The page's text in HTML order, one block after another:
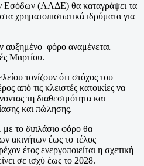
Εσόδων (ΑΑΔΕ) θα καταγράψει τα
χρηματοπιστωτικά ιδρύματα για
αυξημένο φόρο αναμένεται
Μαρτίου.
τονίζουν ότι στόχος του
από τις κλειστές κατοικίες να
τη διαθεσιμότητα και
και πώλησης.
το διπλάσιο φόρο θα
ακινήτων έως το τέλος
έτος ενεργοποιείται η σχετική
σε ισχύ έως το 2028.